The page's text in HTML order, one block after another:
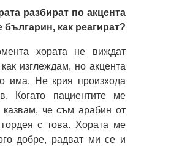
разбират по акцента
българин, как реагират?
хората не виждат
изглеждам, но акцента
има. Не крия произхода
Когато пациентите ме
че съм арабин от
с това. Хората ме
добре, радват ми се и